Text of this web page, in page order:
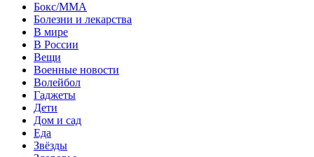
Бокс/MMA
Болезни и лекарства
В мире
В России
Вещи
Военные новости
Волейбол
Гаджеты
Дети
Дом и сад
Еда
Звёзды